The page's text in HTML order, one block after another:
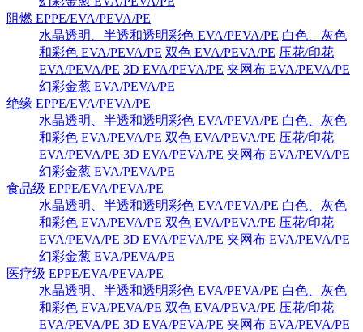
阻燃 EPPE/EVA/PEVA/PE
水晶透明、半透和透明彩色 EVA/PEVA/PE 白色、灰色
和彩色 EVA/PEVA/PE 双色 EVA/PEVA/PE 压花/印花
EVA/PEVA/PE 3D EVA/PEVA/PE 夹网布 EVA/PEVA/PE
幻彩金葱 EVA/PEVA/PE
绝缘 EPPE/EVA/PEVA/PE
水晶透明、半透和透明彩色 EVA/PEVA/PE 白色、灰色
和彩色 EVA/PEVA/PE 双色 EVA/PEVA/PE 压花/印花
EVA/PEVA/PE 3D EVA/PEVA/PE 夹网布 EVA/PEVA/PE
幻彩金葱 EVA/PEVA/PE
食品级 EPPE/EVA/PEVA/PE
水晶透明、半透和透明彩色 EVA/PEVA/PE 白色、灰色
和彩色 EVA/PEVA/PE 双色 EVA/PEVA/PE 压花/印花
EVA/PEVA/PE 3D EVA/PEVA/PE 夹网布 EVA/PEVA/PE
幻彩金葱 EVA/PEVA/PE
医疗级 EPPE/EVA/PEVA/PE
水晶透明、半透和透明彩色 EVA/PEVA/PE 白色、灰色
和彩色 EVA/PEVA/PE 双色 EVA/PEVA/PE 压花/印花
EVA/PEVA/PE 3D EVA/PEVA/PE 夹网布 EVA/PEVA/PE